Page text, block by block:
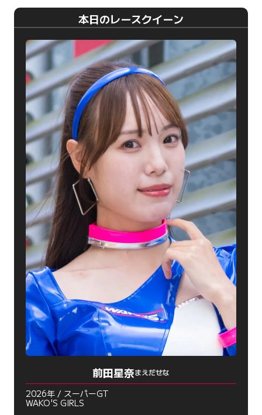
本日のレースクイーン
前田星奈まえだせな
2026年 / スーパーGT
WAKO'S GIRLS